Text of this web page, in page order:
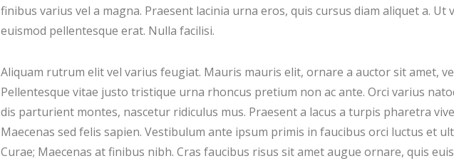
finibus varius vel a magna. Praesent lacinia urna eros, quis cursus diam aliquet a.
euismod pellentesque erat. Nulla facilisi.
Aliquam rutrum elit vel varius feugiat. Mauris mauris elit, ornare a auctor sit amet,
Pellentesque vitae justo tristique urna rhoncus pretium non ac ante. Orci varius
dis parturient montes, nascetur ridiculus mus. Praesent a lacus a turpis pharetra
Maecenas sed felis sapien. Vestibulum ante ipsum primis in faucibus orci luctus et
Curae; Maecenas at finibus nibh. Cras faucibus risus sit amet augue ornare, quis